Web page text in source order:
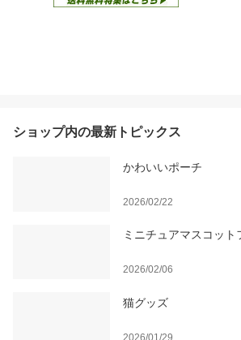
ショップ内の最新トピックス
かわいいポーチ
2026/02/22
ミニチュアマスコット
2026/02/06
猫グッズ
2026/01/29